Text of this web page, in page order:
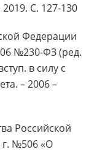
С. 127-130
Федерации
№230-ФЗ (ред.
в силу с
– 2006 –
Российской
г. №506 «О